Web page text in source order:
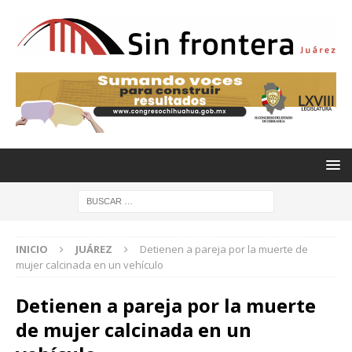
INICIO JUÁREZ
Detienen a pareja por la muerte de
mujer calcinada en un vehículo
Detienen a pareja por la muerte
de mujer calcinada en un